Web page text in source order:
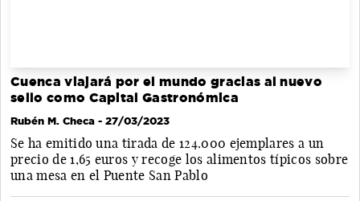
Cuenca viajará por el mundo gracias al nuevo
sello como Capital Gastronómica
Rubén M. Checa - 27/03/2023
Se ha emitido una tirada de 124.000 ejemplares a un
precio de 1,65 euros y recoge los alimentos típicos sobre
una mesa en el Puente San Pablo